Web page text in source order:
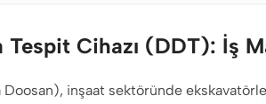
Tespit Cihazı (DDT): İş
Doosan), inşaat sektöründe